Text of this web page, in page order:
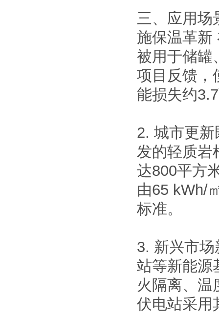
三、应用场
施保温革新
被用于储罐
项目反馈，
能损失约
2. 城市更
发的轻质岩
达800平方
由65 kWh/
标准。
3. 新兴市
站等新能源
火隔离、温
伏电站采用